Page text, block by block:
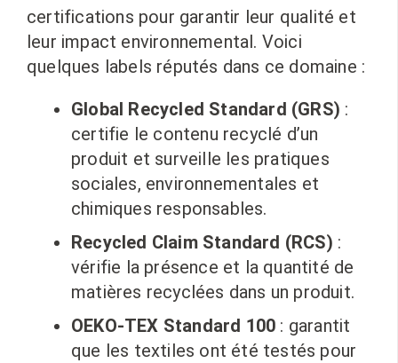
certifications pour garantir leur qualité et
leur impact environnemental. Voici
quelques labels réputés dans ce domaine :
Global Recycled Standard (GRS) :
certifie le contenu recyclé d’un
produit et surveille les pratiques
sociales, environnementales et
chimiques responsables.
Recycled Claim Standard (RCS) :
vérifie la présence et la quantité de
matières recyclées dans un produit.
OEKO-TEX Standard 100 : garantit
que les textiles ont été testés pour